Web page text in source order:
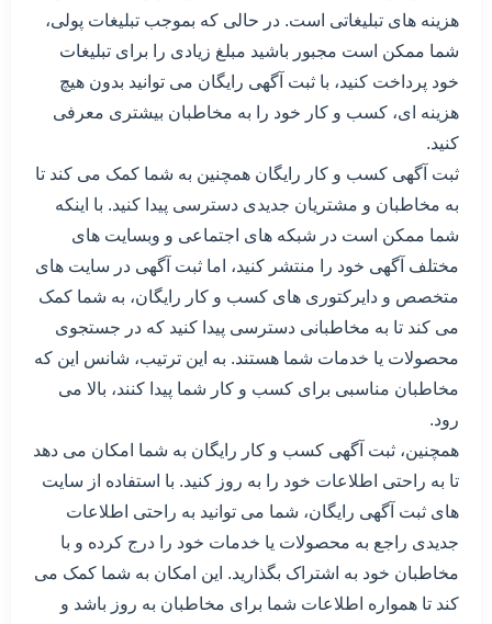
هزینه های تبلیغاتی است. در حالی که بموجب تبلیغات پولی،
شما ممکن است مجبور باشید مبلغ زیادی را برای تبلیغات
خود پرداخت کنید، با ثبت آگهی رایگان می توانید بدون هیچ
هزینه ای، کسب و کار خود را به مخاطبان بیشتری معرفی
کنید.
ثبت آگهی کسب و کار رایگان همچنین به شما کمک می کند تا
به مخاطبان و مشتریان جدیدی دسترسی پیدا کنید. با اینکه
شما ممکن است در شبکه های اجتماعی و وبسایت های
مختلف آگهی خود را منتشر کنید، اما ثبت آگهی در سایت های
متخصص و دایرکتوری های کسب و کار رایگان، به شما کمک
می کند تا به مخاطبانی دسترسی پیدا کنید که در جستجوی
محصولات یا خدمات شما هستند. به این ترتیب، شانس این که
مخاطبان مناسبی برای کسب و کار شما پیدا کنند، بالا می
رود.
همچنین، ثبت آگهی کسب و کار رایگان به شما امکان می دهد
تا به راحتی اطلاعات خود را به روز کنید. با استفاده از سایت
های ثبت آگهی رایگان، شما می توانید به راحتی اطلاعات
جدیدی راجع به محصولات یا خدمات خود را درج کرده و با
مخاطبان خود به اشتراک بگذارید. این امکان به شما کمک می
کند تا همواره اطلاعات شما برای مخاطبان به روز باشد و